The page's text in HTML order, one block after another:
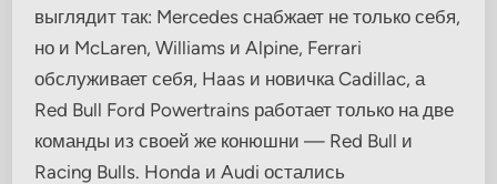
выглядит так: Mercedes снабжает не только себя,
но и McLaren, Williams и Alpine, Ferrari
обслуживает себя, Haas и новичка Cadillac, а
Red Bull Ford Powertrains работает только на две
команды из своей же конюшни — Red Bull и
Racing Bulls. Honda и Audi остались